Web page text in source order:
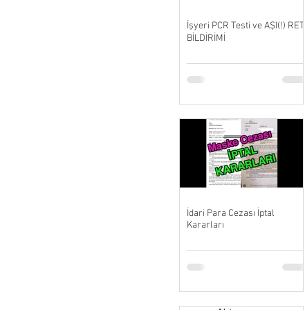
İşyeri PCR Testi ve AŞI(!) RET
BİLDİRİMİ
İdari Para Cezası İptal
Kararları